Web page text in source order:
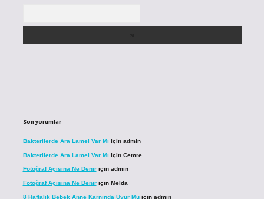
Son yorumlar
Bakterilerde Ara Lamel Var Mı için admin
Bakterilerde Ara Lamel Var Mı için Cemre
Fotoğraf Açısına Ne Deniriçin admin
Fotoğraf Açısına Ne Deniriçin Melda
8 Haftalık Bebek Anne Karnında Uyur Muiçin admin